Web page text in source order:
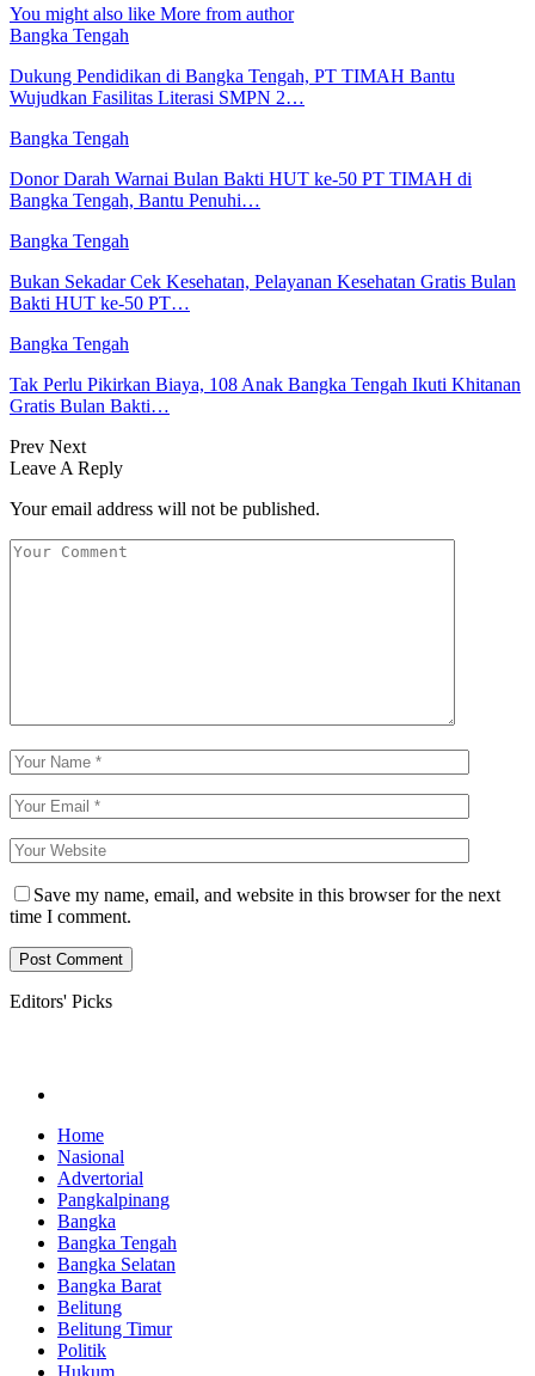
You might also like More from author
Bangka Tengah
Dukung Pendidikan di Bangka Tengah, PT TIMAH Bantu
Wujudkan Fasilitas Literasi SMPN 2…
Bangka Tengah
Donor Darah Warnai Bulan Bakti HUT ke-50 PT TIMAH di
Bangka Tengah, Bantu Penuhi…
Bangka Tengah
Bukan Sekadar Cek Kesehatan, Pelayanan Kesehatan Gratis Bulan
Bakti HUT ke-50 PT…
Bangka Tengah
Tak Perlu Pikirkan Biaya, 108 Anak Bangka Tengah Ikuti Khitanan
Gratis Bulan Bakti…
Prev Next
Leave A Reply
Your email address will not be published.
Save my name, email, and website in this browser for the next
time I comment.
Editors' Picks
Home
Nasional
Advertorial
Pangkalpinang
Bangka
Bangka Tengah
Bangka Selatan
Bangka Barat
Belitung
Belitung Timur
Politik